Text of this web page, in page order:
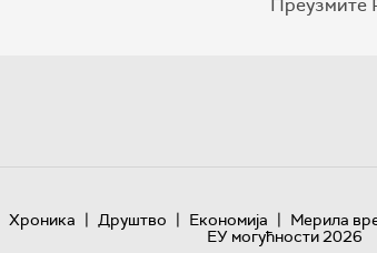
Преузмите
Хроника | Друштво | Економија | Мерила
ЕУ могућности 2026